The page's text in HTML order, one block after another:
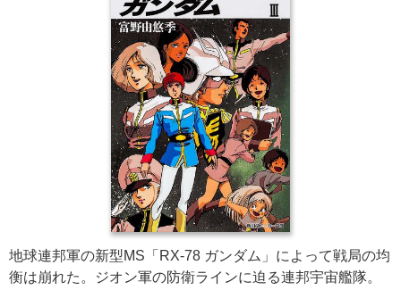
地球連邦軍の新型MS「RX-78 ガンダム」によって戦局の均
衡は崩れた。ジオン軍の防衛ラインに迫る連邦宇宙艦隊。